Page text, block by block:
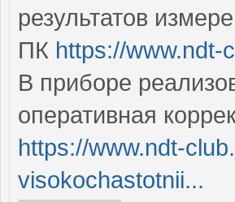
результатов
ПК https://www.ndt-
В приборе
оперативная
https://www.ndt-
visokochastotnii...